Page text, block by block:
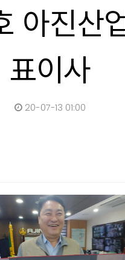
아진산
표이사
20-07-13 01:00